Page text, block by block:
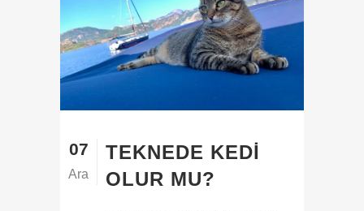
07
Ara
TEKNEDE KEDI
OLUR MU?